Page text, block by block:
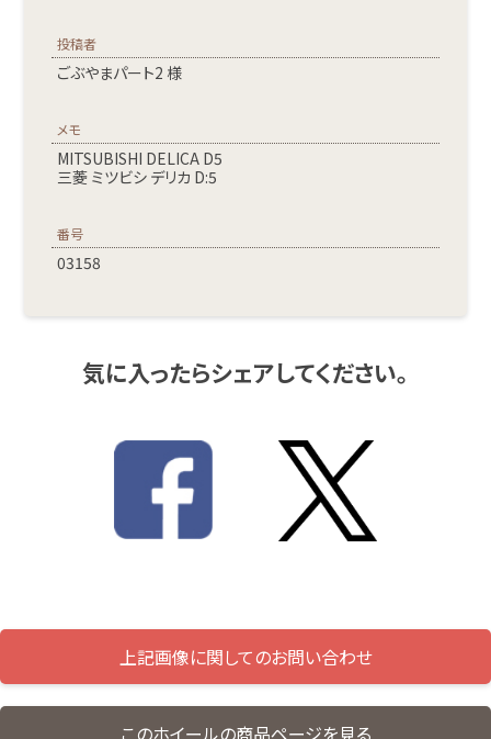
投稿者
ごぶやまパート2 様
メモ
MITSUBISHI DELICA D5
三菱 ミツビシ デリカ D:5
番号
03158
気に入ったらシェアしてください。
上記画像に関してのお問い合わせ
このホイールの商品ページを見る